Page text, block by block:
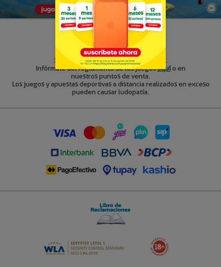
Ver Términos y Condiciones
La Tinka S.A. RUC 20506035121
Juegos sólo para mayores de 18 años.
Infórmate del reglamento de los juegosaquío en
nuestros puntos de venta.
Los juegos y apuestas deportivas a distancia realizados en exceso
pueden causar ludopatía.